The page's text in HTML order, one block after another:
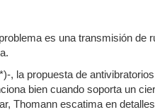
es una transmisión de
, la propuesta de
bien cuando soporta un
Thomann escatima en